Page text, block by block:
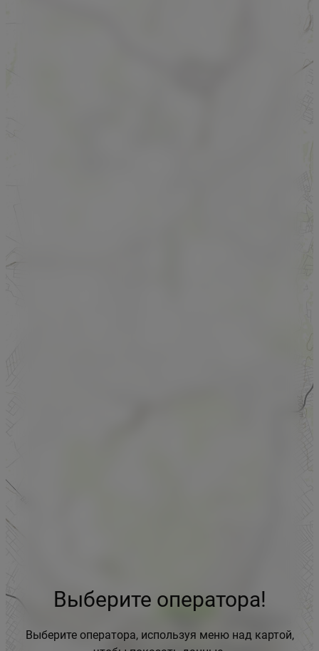
Выберите оператора!
Выберите оператора, используя меню над картой,